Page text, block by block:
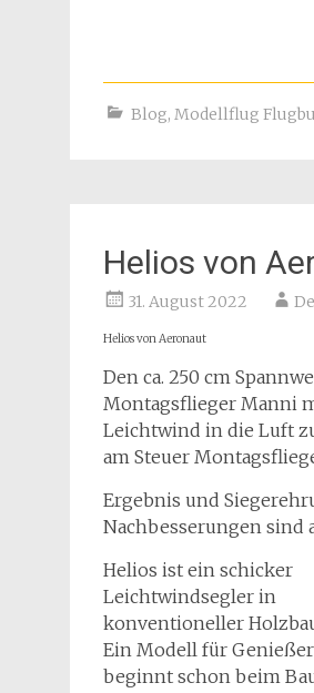
Blog, Modellflug
Helios von
31. August 2022
Helios von Aeronaut
Den ca. 250 cm
Montagsflieger Manni
Leichtwind in die Luft
am Steuer
Ergebnis und
Nachbesserungen sind
Helios ist ein schicker
Leichtwindsegler in
konventioneller
Ein Modell für
beginnt schon beim